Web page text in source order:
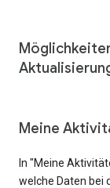
Meine
In "Meine
welche Daten bei